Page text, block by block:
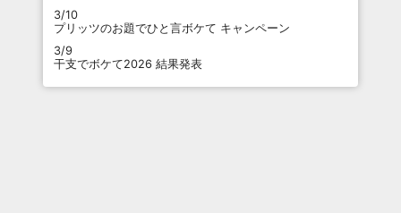
3/10
プリッツのお題でひと言ボケて キャンペーン
3/9
干支でボケて2026 結果発表